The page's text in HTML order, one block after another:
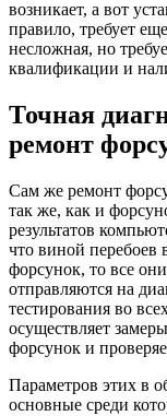
возникает, а вот
правило, требует
несложная, но
квалификации и
Точная
ремонт
Сам же ремонт
так же, как и
результатов
что виной перебоев
форсунок, то все
отправляются на
тестирования во
осуществляет
форсунок и
Параметров этих в
основные среди